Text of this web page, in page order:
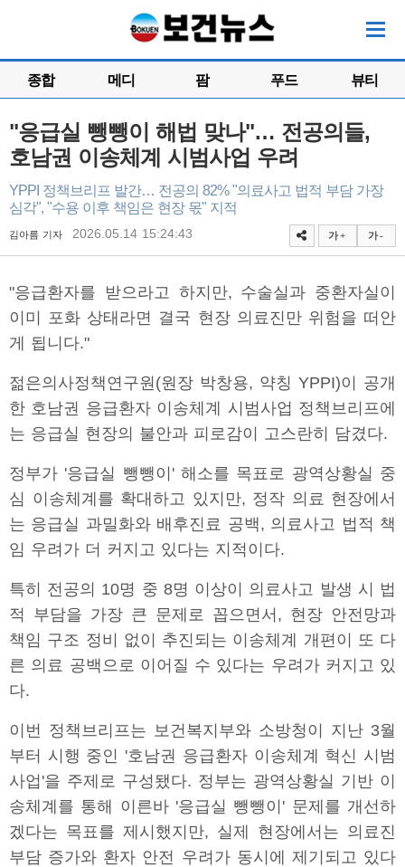
종합 메디 팜 푸드 뷰티
"응급실 뺑뺑이 해법 맞나"… 전공의들,
호남권 이송체계 시범사업 우려
YPPI 정책브리프 발간… 전공의 82% "의료사고 법적 부담 가장
심각", "수용 이후 책임은 현장 몫" 지적
김아름 기자 2026.05.14 15:24:43 가 + 가 -
"응급환자를 받으라고 하지만, 수술실과 중환자실이
이미 포화 상태라면 결국 현장 의료진만 위험을 떠안
게 됩니다."
젊은의사정책연구원(원장 박창용, 약칭 YPPI)이 공개
한 호남권 응급환자 이송체계 시범사업 정책브리프에
는 응급실 현장의 불안과 피로감이 고스란히 담겼다.
정부가 '응급실 뺑뺑이' 해소를 목표로 광역상황실 중
심 이송체계를 확대하고 있지만, 정작 의료 현장에서
는 응급실 과밀화와 배후진료 공백, 의료사고 법적 책
임 우려가 더 커지고 있다는 지적이다.
특히 전공의 10명 중 8명 이상이 의료사고 발생 시 법
적 부담을 가장 큰 문제로 꼽으면서, 현장 안전망과
책임 구조 정비 없이 추진되는 이송체계 개편이 또 다
른 의료 공백으로 이어질 수 있다는 우려가 커지고 있
다.
이번 정책브리프는 보건복지부와 소방청이 지난 3월
부터 시행 중인 '호남권 응급환자 이송체계 혁신 시범
사업'을 주제로 구성됐다. 정부는 광역상황실 기반 이
송체계를 통해 이른바 '응급실 뺑뺑이' 문제를 개선하
겠다는 목표를 제시했지만, 실제 현장에서는 의료진
부담 증가와 환자 안전 우려가 동시에 제기되고 있다